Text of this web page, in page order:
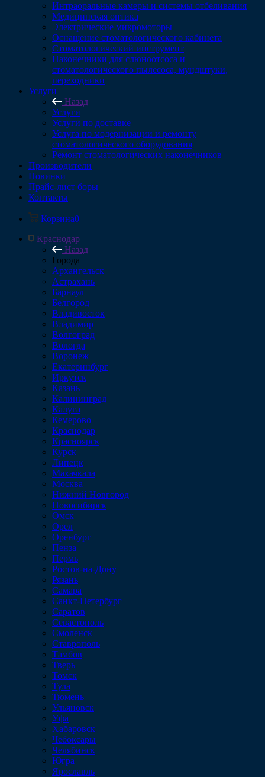
Интраоральные камеры и системы отбеливания
Медицинская оптика
Электрические микромоторы
Оснащение стоматологического кабинета
Стоматологический инструмент
Наконечники для слюноотсоса и
стоматологического пылесоса, мундштуки,
переходники
Услуги
Назад
Услуги
Услуги по доставке
Услуга по модернизации и ремонту
стоматологического оборудования
Ремонт стоматологических наконечников
Производители
Новинки
Прайс-лист боры
Контакты
Корзина0
Краснодар
Назад
Города
Архангельск
Астрахань
Барнаул
Белгород
Владивосток
Владимир
Волгоград
Вологда
Воронеж
Екатеринбург
Иркутск
Казань
Калининград
Калуга
Кемерово
Краснодар
Красноярск
Курск
Липецк
Махачкала
Москва
Нижний Новгород
Новосибирск
Омск
Орел
Оренбург
Пенза
Пермь
Ростов-на-Дону
Рязань
Самара
Санкт-Петербург
Саратов
Севастополь
Смоленск
Ставрополь
Тамбов
Тверь
Томск
Тула
Тюмень
Ульяновск
Уфа
Хабаровск
Чебоксары
Челябинск
Югра
Ярославль